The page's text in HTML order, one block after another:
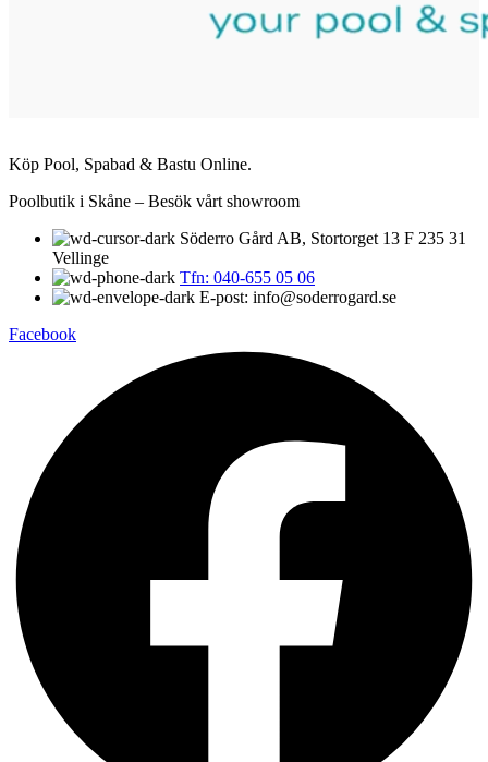
Köp Pool, Spabad & Bastu Online.
Poolbutik i Skåne – Besök vårt showroom
Söderro Gård AB, Stortorget 13 F 235 31
Vellinge
Tfn: 040-655 05 06
E-post: info@soderrogard.se
Facebook